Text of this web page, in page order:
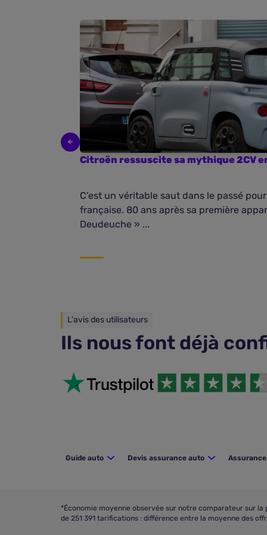
Citroën ressuscite sa mythique 2CV
C’est un véritable saut dans le passé
française. 80 ans après sa première
Deudeuche » ...
L'avis des utilisateurs
Ils nous font déjà
Guide auto Devis assurance auto
*Économie moyenne observée sur notre comparateur sur
de 251 391 tarifications : différence entre la moyenne des